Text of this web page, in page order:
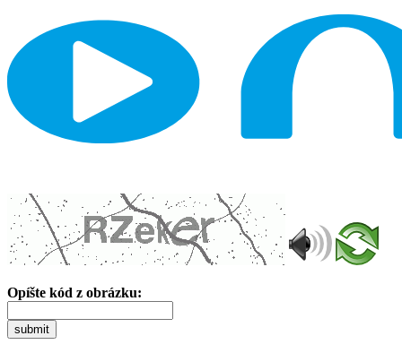
Opíšte kód z obrázku:
submit